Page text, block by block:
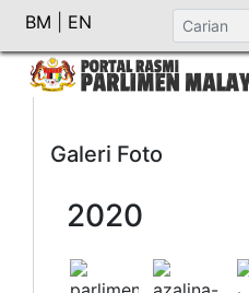
BM EN
Galeri Foto
2020